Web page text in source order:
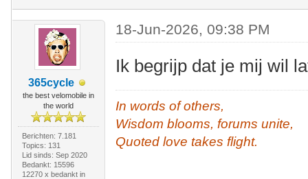
365cycle
the best velomobile in
the world
Berichten: 7.181
Topics: 131
Lid sinds: Sep 2020
Bedankt: 15596
12270 x bedankt in
18-Jun-2026, 09:38 PM
Ik begrijp dat je mij wil
In words of others,
Wisdom blooms, forums unite,
Quoted love takes flight.